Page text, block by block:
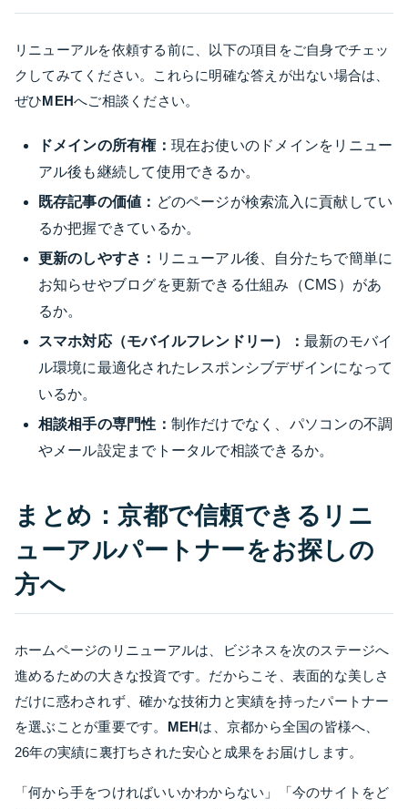
リニューアルを依頼する前に、以下の項目をご自身でチェッ
クしてみてください。これらに明確な答えが出ない場合は、
ぜひMEHへご相談ください。
ドメインの所有権： 現在お使いのドメインをリニュー
アル後も継続して使用できるか。
既存記事の価値： どのページが検索流入に貢献してい
るか把握できているか。
更新のしやすさ： リニューアル後、自分たちで簡単に
お知らせやブログを更新できる仕組み（CMS）があ
るか。
スマホ対応（モバイルフレンドリー）： 最新のモバイ
ル環境に最適化されたレスポンシブデザインになって
いるか。
相談相手の専門性： 制作だけでなく、パソコンの不調
やメール設定までトータルで相談できるか。
まとめ：京都で信頼できるリニ
ューアルパートナーをお探しの
方へ
ホームページのリニューアルは、ビジネスを次のステージへ
進めるための大きな投資です。だからこそ、表面的な美しさ
だけに惑わされず、確かな技術力と実績を持ったパートナー
を選ぶことが重要です。 MEHは、京都から全国の皆様へ、
26年の実績に裏打ちされた安心と成果をお届けします。
「何から手をつければいいかわからない」「今のサイトをど